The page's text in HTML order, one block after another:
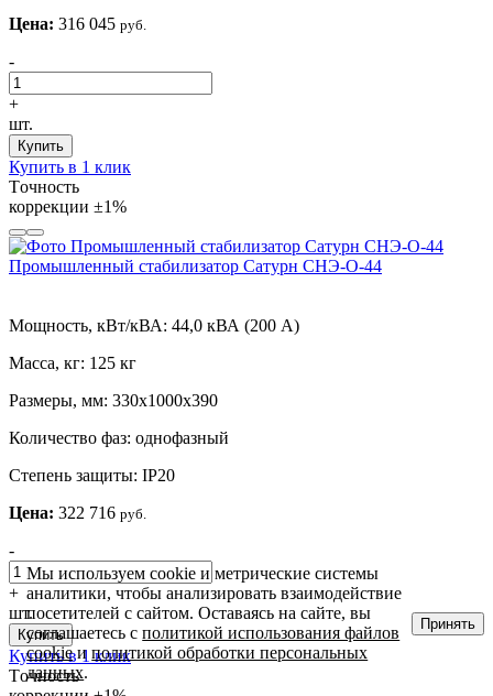
Цена: 316 045 руб.
-
+
шт.
Купить
Купить в 1 клик
Tочность
коррекции ±1%
Промышленный стабилизатор Сатурн СНЭ-О-44
Мощность, кВт/кВА: 44,0 кВА (200 А)
Масса, кг: 125 кг
Размеры, мм: 330х1000х390
Количество фаз: однофазный
Степень защиты: IP20
Цена: 322 716 руб.
-
+
шт.
Купить
Купить в 1 клик
Tочность
Мы используем cookie и метрические системы
аналитики, чтобы анализировать взаимодействие
посетителей с сайтом. Оставаясь на сайте, вы
соглашаетесь сполитикой использования файлов
cookieиполитикой обработки персональных
данных.
Принять